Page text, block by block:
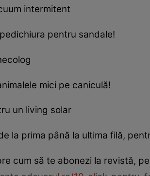
intermitent
pentru sandale!
mici pe caniculă!
un living solar
la prima până la ultima filă,
cum să te abonezi la revistă,